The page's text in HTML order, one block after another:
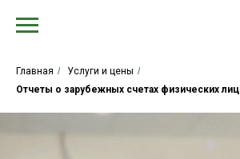
Главная / Услуги и цены /
Отчеты о зарубежных счетах физических лиц